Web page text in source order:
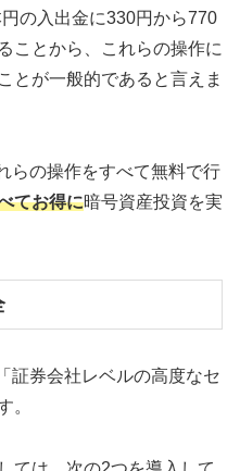
の入出金に330円から770
ことから、これらの操作に
とが一般的であると言えま
らの操作をすべて無料で行
てお得に暗号資産投資を実
証券会社レベルの高度なセ
。